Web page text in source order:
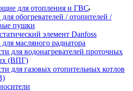
для отопления и ГВС
обогревателей / отопителей /
пушки
элемент Danfoss
масляного радиатора
для водонагревателей проточных
(ВПГ)
для газовых отопительных котлов